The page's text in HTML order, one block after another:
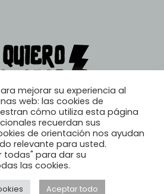
Quiero Trabajar
mejorar su experiencia al
web: las cookies de
cómo utiliza esta página
recuerdan sus
de orientación nos ayudan
relevante para usted.
todas" para dar su
las cookies.
Aceptar todo